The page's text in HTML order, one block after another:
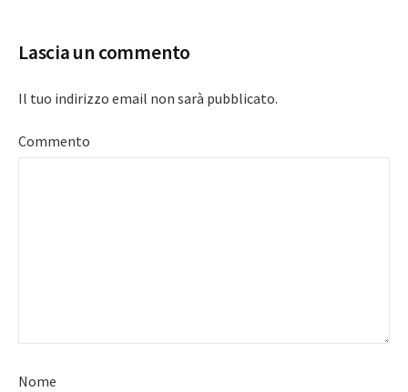
Lascia un commento
Il tuo indirizzo email non sarà pubblicato.
Commento
Nome